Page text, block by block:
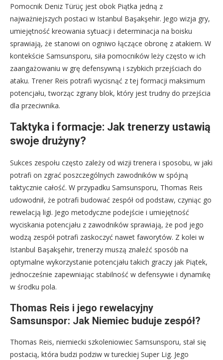
Pomocnik Deniz Türüç jest obok Piątka jedną z
najważniejszych postaci w Istanbul Başakşehir. Jego wizja gry,
umiejętność kreowania sytuacji i determinacja na boisku
sprawiają, że stanowi on ogniwo łączące obronę z atakiem. W
kontekście Samsunsporu, siła pomocników leży często w ich
zaangażowaniu w grę defensywną i szybkich przejściach do
ataku. Trener Reis potrafi wycisnąć z tej formacji maksimum
potencjału, tworząc zgrany blok, który jest trudny do przejścia
dla przeciwnika.
Taktyka i formacje: Jak trenerzy ustawią
swoje drużyny?
Sukces zespołu często zależy od wizji trenera i sposobu, w jaki
potrafi on zgrać poszczególnych zawodników w spójną
taktycznie całość. W przypadku Samsunsporu, Thomas Reis
udowodnił, że potrafi budować zespół od podstaw, czyniąc go
rewelacją ligi. Jego metodyczne podejście i umiejętność
wyciskania potencjału z zawodników sprawiają, że pod jego
wodzą zespół potrafi zaskoczyć nawet faworytów. Z kolei w
Istanbul Başakşehir, trenerzy muszą znaleźć sposób na
optymalne wykorzystanie potencjału takich graczy jak Piątek,
jednocześnie zapewniając stabilność w defensywie i dynamikę
w środku pola.
Thomas Reis i jego rewelacyjny
Samsunspor: Jak Niemiec buduje zespół?
Thomas Reis, niemiecki szkoleniowiec Samsunsporu, stał się
postacią, która budzi podziw w tureckiej Super Lig. Jego